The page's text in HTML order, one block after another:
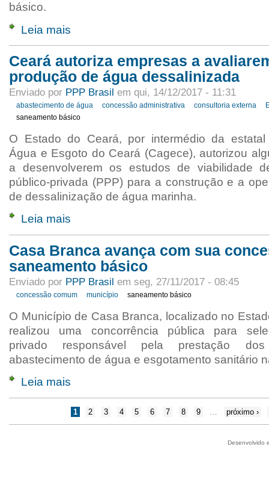
básico.
Leia mais
Ceará autoriza empresas a
produção de água dessalinizada
Enviado por PPP Brasil em qui, 14/12/2017 - 11:31
abastecimento de água concessão administrativa consultoria externa
saneamento básico
O Estado do Ceará, por intermédio da
Água e Esgoto do Ceará (Cagece), autorizou
a desenvolverem os estudos de viabilidade
público-privada (PPP) para a construção e a
de dessalinização de água marinha.
Leia mais
Casa Branca avança com sua
saneamento básico
Enviado por PPP Brasil em seg, 27/11/2017 - 08:45
concessão comum município saneamento básico
O Município de Casa Branca, localizado no
realizou uma concorrência pública para
privado responsável pela prestação
abastecimento de água e esgotamento sanitário
Leia mais
1 2 3 4 5 6 7 8 9 próximo ›
Desenvolvido